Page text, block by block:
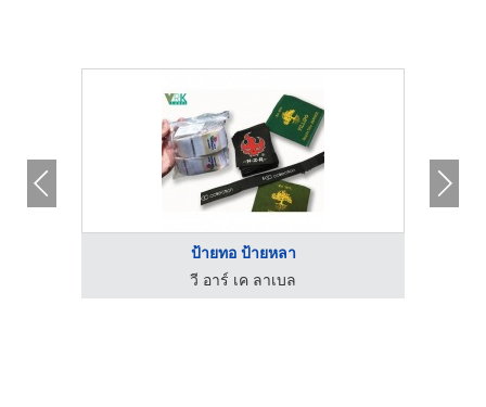
ป้ายทอ ป้ายหลา
วี อาร์ เค ลาเบล